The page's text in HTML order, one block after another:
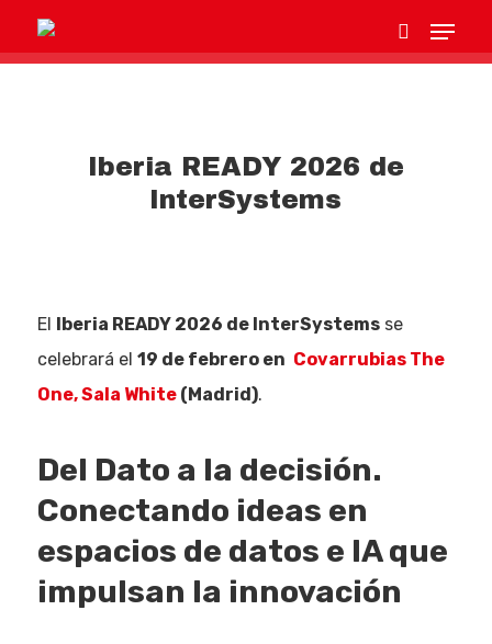
Iberia READY 2026 de
InterSystems
El Iberia READY 2026 de InterSystemsse
celebrará el 19 de febrero en Covarrubias The
One, Sala White(Madrid).
Del Dato a la decisión.
Conectando ideas en
espacios de datos e IA que
impulsan la innovación